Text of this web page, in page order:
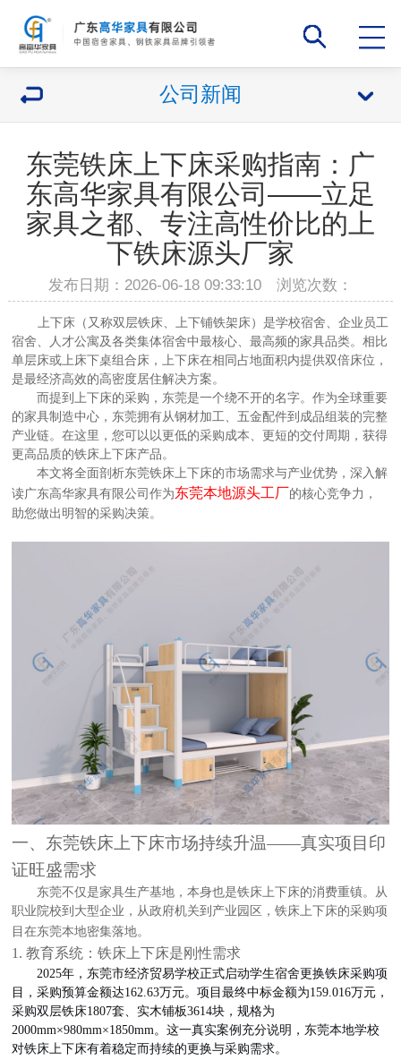
公司新闻
东莞铁床上下床采购指南：广
东高华家具有限公司——立足
家具之都、专注高性价比的上
下铁床源头厂家
发布日期：2026-06-18 09:33:10 浏览次数：
上下床 （又称双层铁床、上下铺铁架床 ）是学校宿舍、企业员工
宿舍、人才公寓及各类集体宿舍中最核心、最高频的家具品类。相比
单层床或上床下桌组合床，上下床在相同占地面积内提供双倍床位，
是最经济高效的高密度居住解决方案。
而提到上下床的采购，东莞是一个绕不开的名字。作为全球重要
的家具制造中心，东莞拥有从钢材加工、五金配件到成品组装的完整
产业链。在这里，您可以以更低的采购成本、更短的交付周期，获得
更高品质的铁床上下床产品。
本文将全面剖析东莞铁床上下床的市场需求与产业优势，深入解
读广东高华家具有限公司作为东莞本地源头工厂的核心竞争力，
助您做出明智的采购决策。
一、东莞铁床上下床市场持续升温——真实项目印
证旺盛需求
东莞不仅是家具生产基地，本身也是铁床上下床的消费重镇。从
职业院校到大型企业，从政府机关到产业园区，铁床上下床的采购项
目在东莞本地密集落地。
1. 教育系统：铁床上下床是刚性需求
2025年， 东莞市经济贸易学校正式启动学生宿舍更换铁床采购项
目，采购预算金额达162.63万元。项目最终中标金额为159.016万元，
采购双层铁床1807套、实木铺板3614块，规格为
2000mm×980mm×1850mm。这一真实案例充分说明，东莞本地学校
对铁床上下床有着稳定而持续的更换与采购需求。